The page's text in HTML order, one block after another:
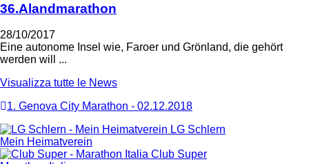
36.Alandmarathon
28/10/2017
Eine autonome Insel wie, Faroer und Grönland, die gehört
werden will ...
Visualizza tutte le News
1. Genova City Marathon - 02.12.2018
LG Schlern
Mein Heimatverein
Club Super